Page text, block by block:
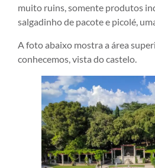
muito ruins, somente produtos
salgadinho de pacote e picolé,
A foto abaixo mostra a área
conhecemos, vista do castelo.